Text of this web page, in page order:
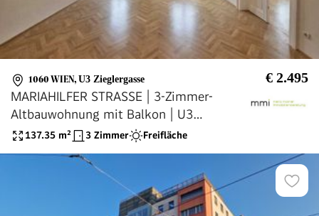
1060 WIEN, U3 Zieglergasse € 2.495
MARIAHILFER STRASSE | 3-Zimmer-
Altbauwohnung mit Balkon | U3
Zieglergasse | barrierefreier Lift
137.35 m² 3 Zimmer Freifläche